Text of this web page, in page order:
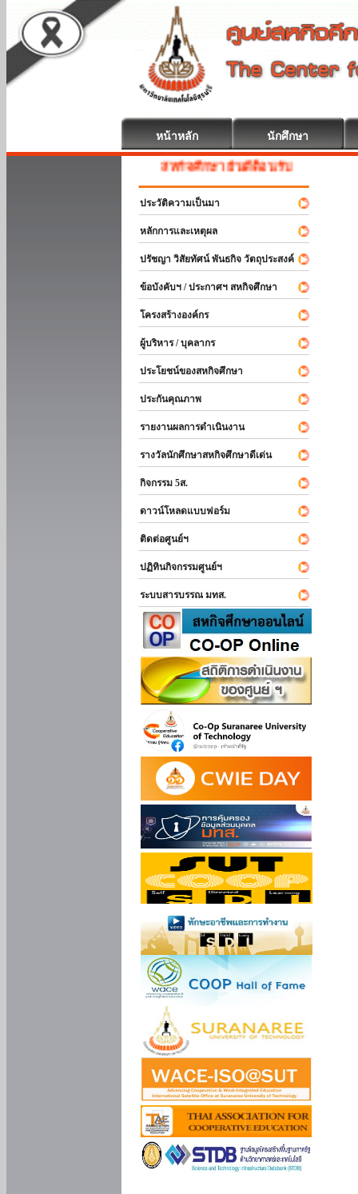
หน้าหลัก นักศึกษา
สหกิจศึกษา ยินดีต้อนรับ
ประวัติความเป็นมา
หลักการและเหตุผล
ปรัชญา วิสัยทัศน์ พันธกิจ วัตถุประสงค์
ข้อบังคับฯ / ประกาศฯ สหกิจศึกษา
โครงสร้างองค์กร
ผู้บริหาร / บุคลากร
ประโยชน์ของสหกิจศึกษา
ประกันคุณภาพ
รายงานผลการดำเนินงาน
รางวัลนักศึกษาสหกิจศึกษาดีเด่น
กิจกรรม 5ส.
ดาวน์โหลดแบบฟอร์ม
ติดต่อศูนย์ฯ
ปฏิทินกิจกรรมศูนย์ฯ
ระบบสารบรรณ มทส.